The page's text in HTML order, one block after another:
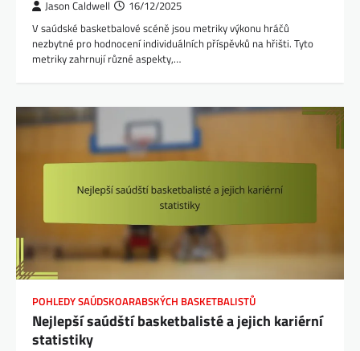
Jason Caldwell 16/12/2025
V saúdské basketbalové scéně jsou metriky výkonu hráčů
nezbytné pro hodnocení individuálních příspěvků na hřišti. Tyto
metriky zahrnují různé aspekty,…
POHLEDY SAÚDSKOARABSKÝCH BASKETBALISTŮ
Nejlepší saúdští basketbalisté a jejich kariérní
statistiky